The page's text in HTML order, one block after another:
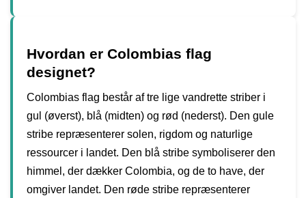
Hvordan er Colombias flag
designet?
Colombias flag består af tre lige vandrette striber i
gul (øverst), blå (midten) og rød (nederst). Den gule
stribe repræsenterer solen, rigdom og naturlige
ressourcer i landet. Den blå stribe symboliserer den
himmel, der dækker Colombia, og de to have, der
omgiver landet. Den røde stribe repræsenterer